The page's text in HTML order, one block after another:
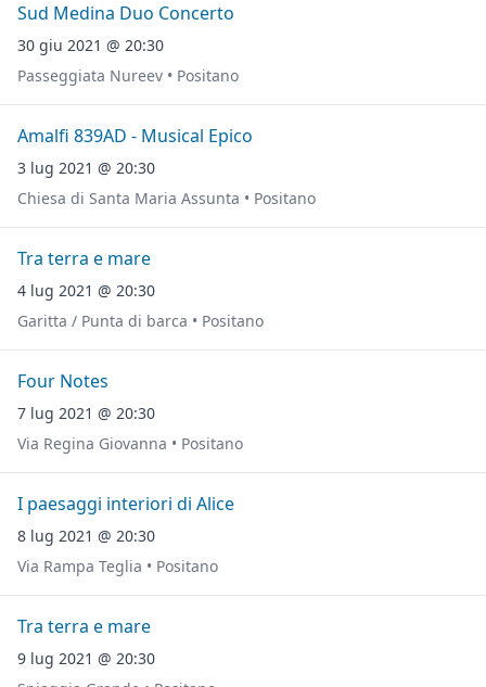
Sud Medina Duo Concerto
30 giu 2021 @ 20:30
Passeggiata Nureev • Positano
Amalfi 839AD - Musical Epico
3 lug 2021 @ 20:30
Chiesa di Santa Maria Assunta • Positano
Tra terra e mare
4 lug 2021 @ 20:30
Garitta / Punta di barca • Positano
Four Notes
7 lug 2021 @ 20:30
Via Regina Giovanna • Positano
I paesaggi interiori di Alice
8 lug 2021 @ 20:30
Via Rampa Teglia • Positano
Tra terra e mare
9 lug 2021 @ 20:30